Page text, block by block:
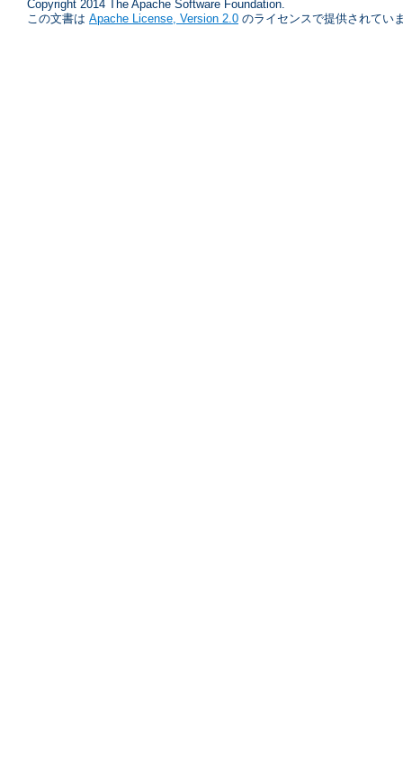
Copyright 2014 The Apache Software Foundation.
この文書は Apache License, Version 2.0 のライセンスで提供されてい